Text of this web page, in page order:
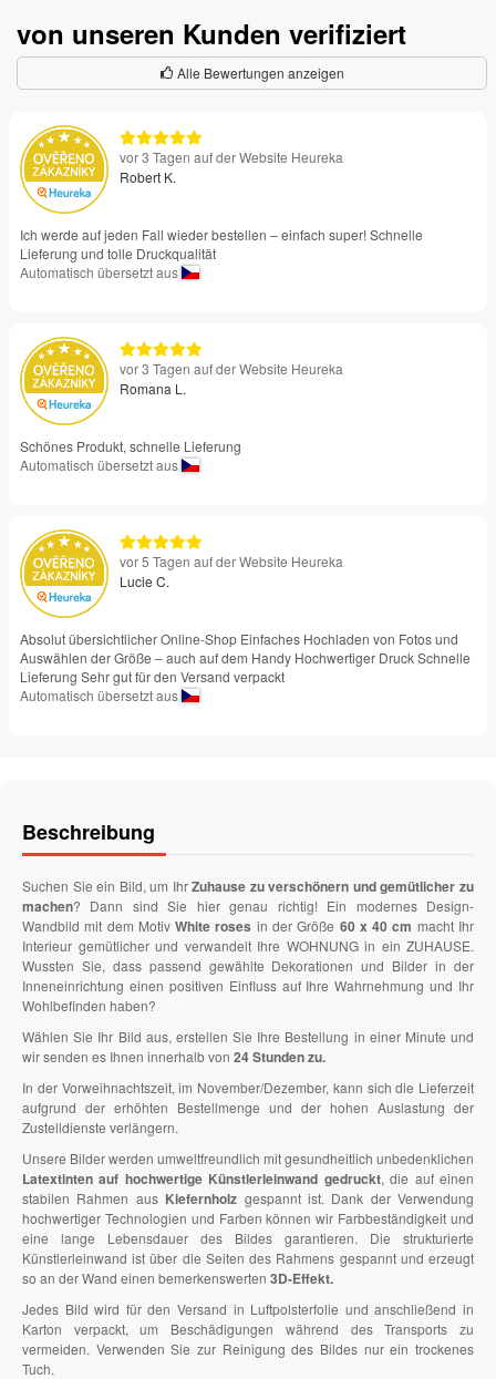
von unseren Kunden verifiziert
Alle Bewertungen anzeigen
vor 3 Tagen auf der Website Heureka
Robert K.
Ich werde auf jeden Fall wieder bestellen – einfach super! Schnelle
Lieferung und tolle Druckqualität
Automatisch übersetzt aus
vor 3 Tagen auf der Website Heureka
Romana L.
Schönes Produkt, schnelle Lieferung
Automatisch übersetzt aus
vor 5 Tagen auf der Website Heureka
Lucie C.
Absolut übersichtlicher Online-Shop Einfaches Hochladen von Fotos und
Auswählen der Größe – auch auf dem Handy Hochwertiger Druck Schnelle
Lieferung Sehr gut für den Versand verpackt
Automatisch übersetzt aus
Beschreibung
Suchen Sie ein Bild, um IhrZuhause zu verschönern und gemütlicher zu
machen? Dann sind Sie hier genau richtig! Ein modernes Design-
Wandbild mit dem MotivWhite roses in der Größe 60 x 40 cm macht Ihr
Interieur gemütlicher und verwandelt Ihre WOHNUNG in ein ZUHAUSE.
Wussten Sie, dass passend gewählte Dekorationen und Bilder in der
Inneneinrichtung einen positiven Einfluss auf Ihre Wahrnehmung und Ihr
Wohlbefinden haben?
Wählen Sie Ihr Bild aus, erstellen Sie Ihre Bestellung in einer Minute und
wir senden es Ihnen innerhalb von 24 Stunden zu.
In der Vorweihnachtszeit, im November/Dezember, kann sich die Lieferzeit
aufgrund der erhöhten Bestellmenge und der hohen Auslastung der
Zustelldienste verlängern.
Unsere Bilder werden umweltfreundlich mit gesundheitlich unbedenklichen
Latextinten auf hochwertige Künstlerleinwand gedruckt, die auf einen
stabilen Rahmen aus Kiefernholz gespannt ist. Dank der Verwendung
hochwertiger Technologien und Farben können wir Farbbeständigkeit und
eine lange Lebensdauer des Bildes garantieren. Die strukturierte
Künstlerleinwand ist über die Seiten des Rahmens gespannt und erzeugt
so an der Wand einen bemerkenswerten 3D-Effekt.
Jedes Bild wird für den Versand in Luftpolsterfolie und anschließend in
Karton verpackt, um Beschädigungen während des Transports zu
vermeiden. Verwenden Sie zur Reinigung des Bildes nur ein trockenes
Tuch.